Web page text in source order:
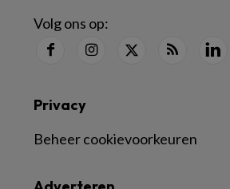
Volg ons op:
Privacy
Beheer cookievoorkeuren